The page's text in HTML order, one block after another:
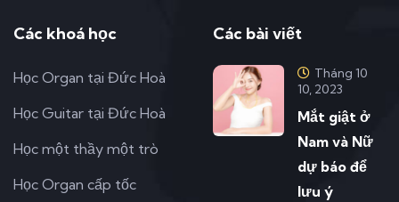
Các khoá học
Học Organ tại Đức Hoà
Học Guitar tại Đức Hoà
Học một thầy một trò
Học Organ cấp tốc
Các bài viết
Tháng 10
10, 2023
Mắt giật ở
Nam và Nữ
dự báo để
lưu ý